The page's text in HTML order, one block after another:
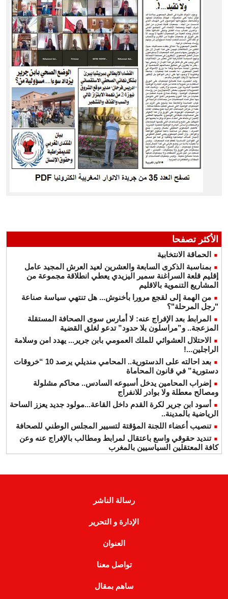
الأكثر تصفحا
الحماقة الانتخابية
بمناسبة الذكرى السابعة والعشرين لعيد العرش المجيد عامل
إقليم قلعة السراغنة سمير اليزيدي يعطي انطلاقة مجموعة من
المشاريع التنموية بالاقليم
من الهمة إلى لقجع مرورا بأخنوش... هل تنتهي سياسة صناعة
"رجل المرحلة"؟
المرابط بعد الإفراج عنه: لا أمارس سوى الصحافة المستقلة
المزعجة.. و”مراسلون بلا حدود” تدعو لغلق القضية
الاحتلال العشوائي للملك العمومي بابن جرير... يهدد امن وسلامة
الراجلين...!
بعد احالته على الدستورية.. المحامي منديلي يرصد 10 “خروقات
دستورية” في قانون المحاماة
إضراب المحامين يدخل أسبوعه السادس.. محاكم مشلولة
ومصالح معطلة ولا بوادر للانفراج
أسود ابن جرير لكرة القدم داخل القاعة...مولود جديد يعزز الساحة
الرياضية بالمدينة..
تنصيب أعضاء اللجنة المؤقتة لتسيير المجلس الوطني للصحافة
تنديد حقوقي واسع باعتقال لمرابط ومطالب بالإفراج عنه وعن
كافة المعتقلين السياسيين بالمغرب
رسالة الناشر
الإدارة و التحرير
العنوان
تواصل معنا
ساهم بمقال